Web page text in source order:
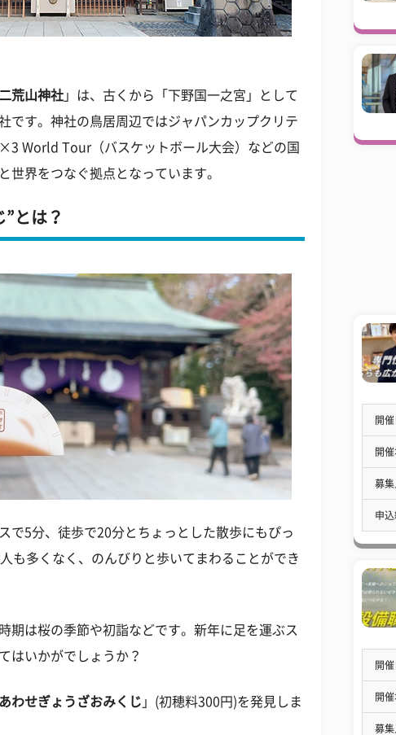
二荒山神社 」は、古くから「下野国一之宮」として
です。神社の鳥居周辺ではジャパンカップクリテ
World Tour（バスケットボール大会）などの国
世界をつなぐ拠点となっています。
とは？
で5分、徒歩で20分とちょっとした散歩にもぴっ
も多くなく、のんびりと歩いてまわることができ
期は桜の季節や初詣などです。新年に足を運ぶス
はいかがでしょうか？
わせぎょうざおみくじ 」(初穂料300円)を発見しま
開
開
募
申
開
開
募